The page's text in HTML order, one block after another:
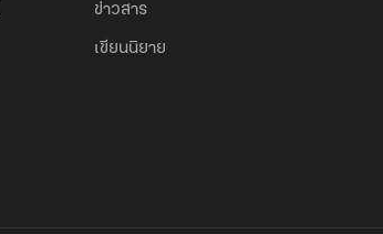
ข่าวสาร
เขียนนิยาย